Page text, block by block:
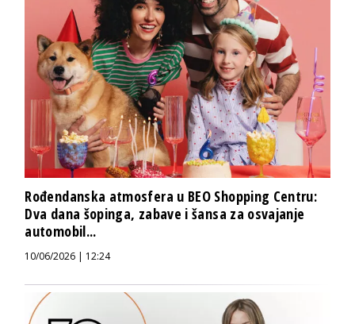
Rođendanska atmosfera u BEO Shopping Centru:
Dva dana šopinga, zabave i šansa za osvajanje
automobil...
10/06/2026 | 12:24